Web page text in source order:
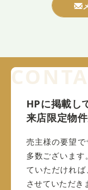
HPに掲載し
来店限定物
売主様の要望
多数ございます。
ていただけれ
させていただき